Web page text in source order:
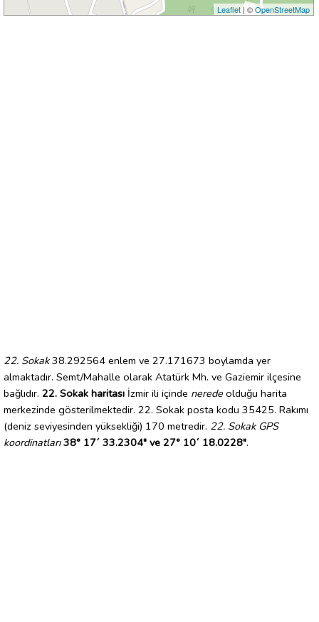
Leaflet| ©OpenStreetMap
22. Sokak38.292564 enlem ve 27.171673 boylamda yer
almaktadır. Semt/Mahalle olarak Atatürk Mh. ve Gaziemir ilçesine
bağlıdır. 22. Sokak haritası İzmir ili içinde nerede olduğu harita
merkezinde gösterilmektedir. 22. Sokak posta kodu 35425. Rakımı
(deniz seviyesinden yüksekliği) 170 metredir. 22. Sokak GPS
koordinatları 38° 17´ 33.2304" ve 27° 10´ 18.0228".